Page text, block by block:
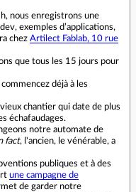
nous enregistrons une
exemples d’applications,
chez Artilect Fablab, 10 rue
que tous les 15 jours pour
déjà à les
vieux chantier qui date de plus
échafaudages.
notre automate de
fact, l'ancien, le vénérable, a
publiques et à des
une campagne de
de garder notre